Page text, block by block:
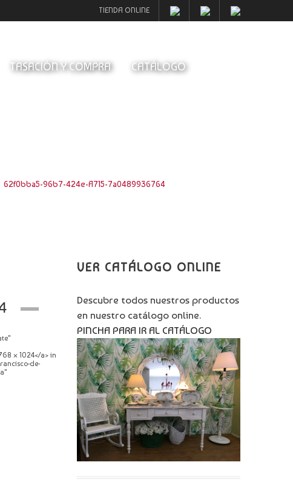
TIENDA ONLINE
TASACIÓN Y COMPRA
CATÁLOGO
62f0bba5-96b7-424e-A715-7a0489936764
× 1024</a> in
de-
VER CATÁLOGO ONLINE
Descubre todos nuestros productos
en nuestro catálogo online.
PINCHA PARA IR AL CATÁLOGO